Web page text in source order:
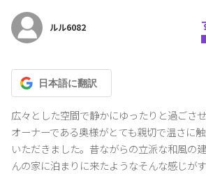
ルル6082
日本語に翻訳
広々とした空間で静かにゆったりと過ごさ
オーナーである奥様がとても親切で温さに
いただきました。昔ながらの立派な和風の
んの家に泊まりに来たようなそんな感じが